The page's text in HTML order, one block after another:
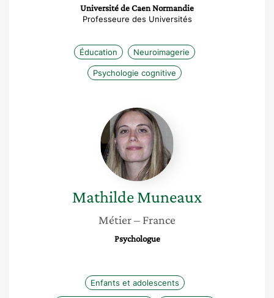
Université de Caen Normandie
Professeure des Universités
Éducation Neuroimagerie
Psychologie cognitive
Mathilde
Muneaux
MathildeMuneaux
Métier– France
Psychologue
Enfants et adolescents